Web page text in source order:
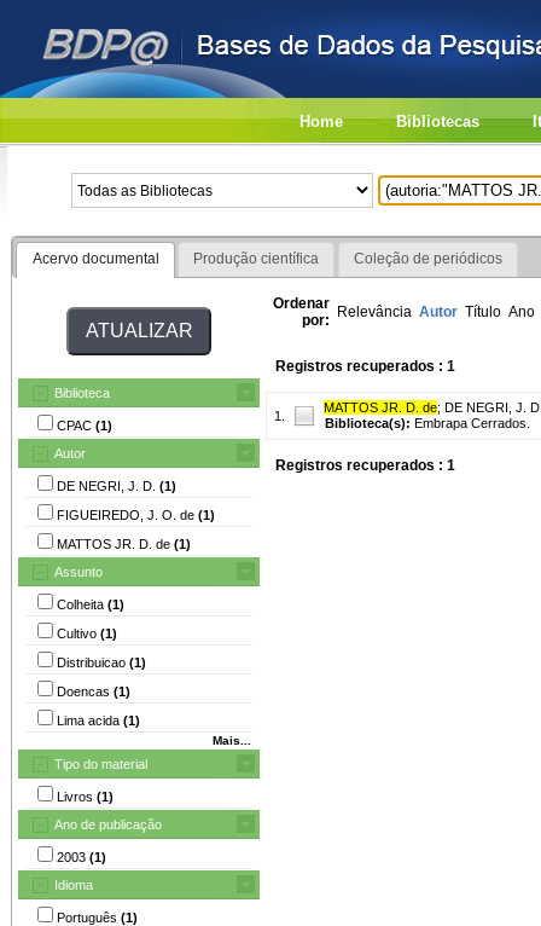
Home Bibliotecas
Acervo documental Produção científica Coleção de periódicos
Biblioteca
CPAC (1)
Autor
DE NEGRI, J. D. (1)
FIGUEIREDO, J. O. de (1)
MATTOS JR. D. de (1)
Assunto
Colheita (1)
Cultivo (1)
Distribuicao (1)
Doencas (1)
Lima acida (1)
Mais...
Tipo do material
Livros (1)
Ano de publicação
2003 (1)
Idioma
Português (1)
Ordenar
por: Relevância Autor Título Ano
Registros recuperados : 1
1.
MATTOS JR. D. de; DE NEGRI, J.
Biblioteca(s): Embrapa Cerrados.
Registros recuperados : 1